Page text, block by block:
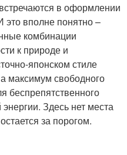
в оформлении
это вполне понятно –
комбинации
к природе и
японском стиле
максимум свободного
беспрепятственного
Здесь нет места
за порогом.